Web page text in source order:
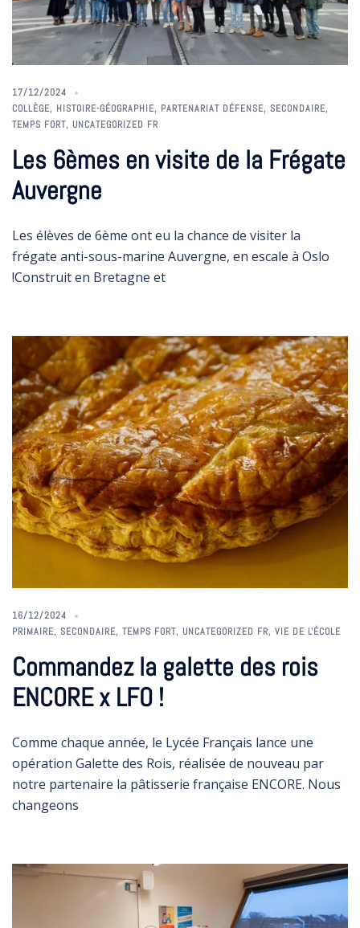
17/12/2024
COLLÈGE, HISTOIRE-GÉOGRAPHIE, PARTENARIAT DÉFENSE, SECONDAIRE,
TEMPS FORT, UNCATEGORIZED FR
Les 6èmes en visite de la Frégate
Auvergne
Les élèves de 6ème ont eu la chance de visiter la
frégate anti-sous-marine Auvergne, en escale à Oslo
!Construit en Bretagne et
16/12/2024
PRIMAIRE, SECONDAIRE, TEMPS FORT, UNCATEGORIZED FR, VIE DE L'ÉCOLE
Commandez la galette des rois
ENCORE x LFO !
Comme chaque année, le Lycée Français lance une
opération Galette des Rois, réalisée de nouveau par
notre partenaire la pâtisserie française ENCORE. Nous
changeons